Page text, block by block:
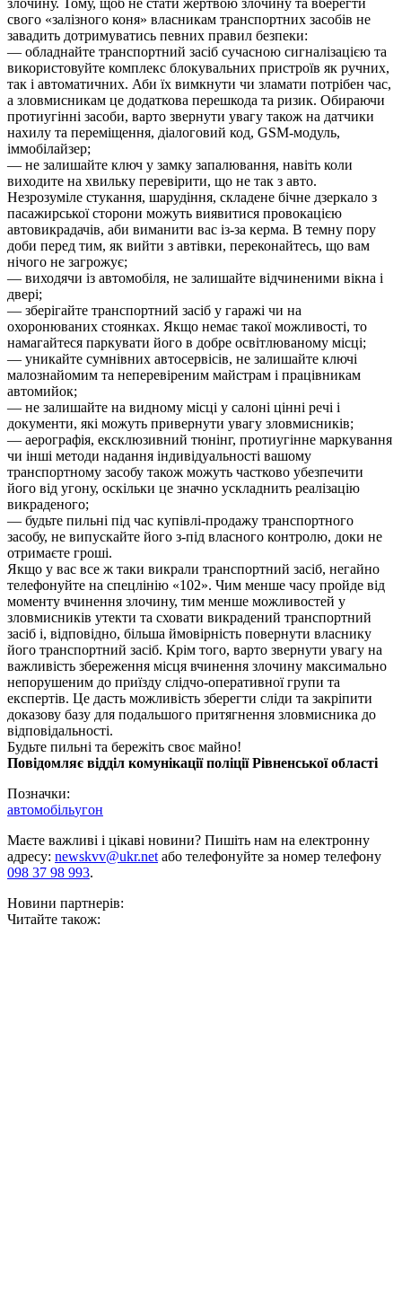
злочину. Тому, щоб не стати жертвою злочину та вберегти
свого «залізного коня» власникам транспортних засобів не
завадить дотримуватись певних правил безпеки:
— обладнайте транспортний засіб сучасною сигналізацією та
використовуйте комплекс блокувальних пристроїв як ручних,
так і автоматичних. Аби їх вимкнути чи зламати потрібен час,
а зловмисникам це додаткова перешкода та ризик. Обираючи
протиугінні засоби, варто звернути увагу також на датчики
нахилу та переміщення, діалоговий код, GSM-модуль,
іммобілайзер;
— не залишайте ключ у замку запалювання, навіть коли
виходите на хвильку перевірити, що не так з авто.
Незрозуміле стукання, шарудіння, складене бічне дзеркало з
пасажирської сторони можуть виявитися провокацією
автовикрадачів, аби виманити вас із-за керма. В темну пору
доби перед тим, як вийти з автівки, переконайтесь, що вам
нічого не загрожує;
— виходячи із автомобіля, не залишайте відчиненими вікна і
двері;
— зберігайте транспортний засіб у гаражі чи на
охоронюваних стоянках. Якщо немає такої можливості, то
намагайтеся паркувати його в добре освітлюваному місці;
— уникайте сумнівних автосервісів, не залишайте ключі
малознайомим та неперевіреним майстрам і працівникам
автомийок;
— не залишайте на видному місці у салоні цінні речі і
документи, які можуть привернути увагу зловмисників;
— аерографія, ексклюзивний тюнінг, протиугінне маркування
чи інші методи надання індивідуальності вашому
транспортному засобу також можуть частково убезпечити
його від угону, оскільки це значно ускладнить реалізацію
викраденого;
— будьте пильні під час купівлі-продажу транспортного
засобу, не випускайте його з-під власного контролю, доки не
отримаєте гроші.
Якщо у вас все ж таки викрали транспортний засіб, негайно
телефонуйте на спецлінію «102». Чим менше часу пройде від
моменту вчинення злочину, тим менше можливостей у
зловмисників утекти та сховати викрадений транспортний
засіб і, відповідно, більша ймовірність повернути власнику
його транспортний засіб. Крім того, варто звернути увагу на
важливість збереження місця вчинення злочину максимально
непорушеним до приїзду слідчо-оперативної групи та
експертів. Це дасть можливість зберегти сліди та закріпити
доказову базу для подальшого притягнення зловмисника до
відповідальності.
Будьте пильні та бережіть своє майно!
Повідомляє відділ комунікації поліції Рівненської області
Позначки:
автомобільугон
Маєте важливі і цікаві новини? Пишіть нам на електронну
адресу: newskvv@ukr.netабо телефонуйте за номер телефону
098 37 98 993.
Новини партнерів:
Читайте також: